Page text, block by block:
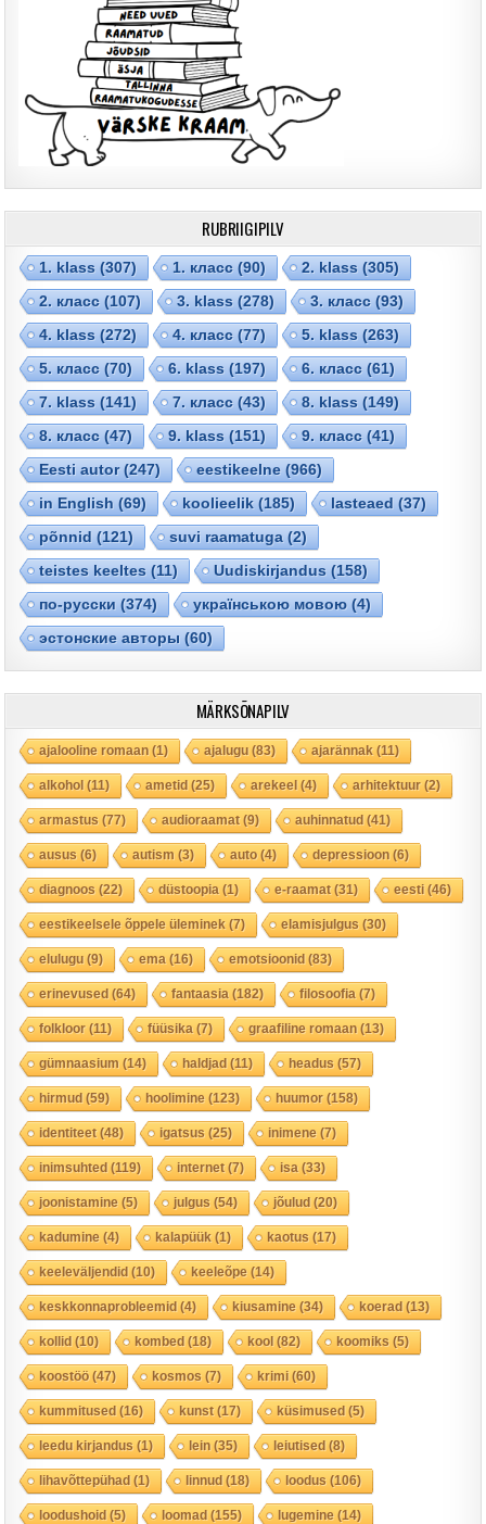
RUBRIIGIPILV
1. klass (307) 1. класс (90) 2. klass (305)
2. класс (107) 3. klass (278) 3. класс (93)
4. klass (272) 4. класс (77) 5. klass (263)
5. класс (70) 6. klass (197) 6. класс (61)
7. klass (141) 7. класс (43) 8. klass (149)
8. класс (47) 9. klass (151) 9. класс (41)
Eesti autor(247) eestikeelne (966)
in English (69) koolieelik (185) lasteaed (37)
põnnid (121) suvi raamatuga (2)
teistes keeltes (11) Uudiskirjandus (158)
по-русски (374) українською мовою (4)
эстонские авторы (60)
MÄRKSÕNAPILV
ajalooline romaan(1) ajalugu(83) ajarännak (11)
alkohol(11) ametid(25) arekeel(4) arhitektuur(2)
armastus (77) audioraamat(9) auhinnatud(41)
ausus (6) autism (3) auto(4) depressioon(6)
diagnoos (22) düstoopia (1) e-raamat(31) eesti(46)
eestikeelsele õppele üleminek (7) elamisjulgus (30)
elulugu(9) ema (16) emotsioonid(83)
erinevused(64) fantaasia (182) filosoofia (7)
folkloor(11) füüsika (7) graafiline romaan(13)
gümnaasium (14) haldjad(11) headus (57)
hirmud(59) hoolimine (123) huumor(158)
identiteet(48) igatsus (25) inimene (7)
inimsuhted(119) internet(7) isa (33)
joonistamine (5) julgus (54) jõulud(20)
kadumine (4) kalapüük (1) kaotus (17)
keeleväljendid(10) keeleõpe (14)
keskkonnaprobleemid(4) kiusamine (34) koerad(13)
kollid(10) kombed(18) kool(82) koomiks (5)
koostöö(47) kosmos (7) krimi(60)
kummitused(16) kunst(17) küsimused(5)
leedu kirjandus (1) lein(35) leiutised(8)
lihavõttepühad(1) linnud(18) loodus (106)
loodushoid(5) loomad(155) lugemine (14)